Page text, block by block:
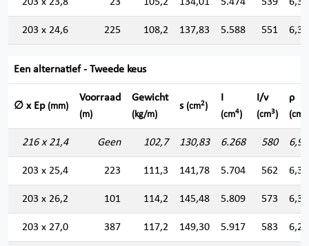
203 x 24,6 225 108,2 137,83 5.588 551
Een alternatief - Tweede keus
∅ x Ep (mm)
Voorraad
(m)
Gewicht
(kg/m)
s (cm2)
I
(cm4)
I/v
(cm3)
ρ
(cm)
216 x 21,4 Geen 102,7 130,83 6.268 580
203 x 25,4 223 111,3 141,78 5.704 562
203 x 26,2 101 114,2 145,48 5.809 573
203 x 27,0 387 117,2 149,30 5.917 583